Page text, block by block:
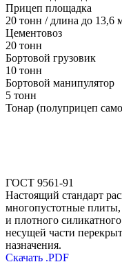
Прицеп площадка
20 тонн / длина до 13,6
Цементовоз
20 тонн
Бортовой грузовик
10 тонн
Бортовой манипулятор
5 тонн
Тонар (полуприцеп
ГОСТ 9561-91
Настоящий стандарт
многопустотные плиты,
и плотного
несущей части
назначения.
Скачать .PDF